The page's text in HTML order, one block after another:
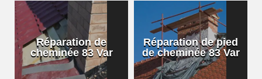
Réparation de
cheminée 83 Var
Réparation de pied
de cheminée 83 Var